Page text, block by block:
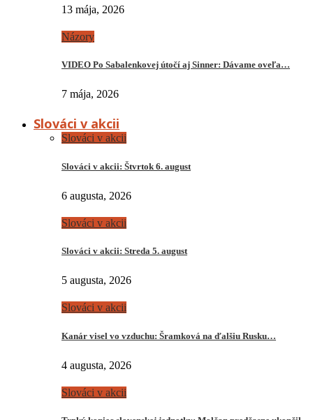
13 mája, 2026
Názory
VIDEO Po Sabalenkovej útočí aj Sinner: Dávame oveľa…
7 mája, 2026
Slováci v akcii
Slováci v akcii
Slováci v akcii: Štvrtok 6. august
6 augusta, 2026
Slováci v akcii
Slováci v akcii: Streda 5. august
5 augusta, 2026
Slováci v akcii
Kanár visel vo vzduchu: Šramková na ďalšiu Rusku…
4 augusta, 2026
Slováci v akcii